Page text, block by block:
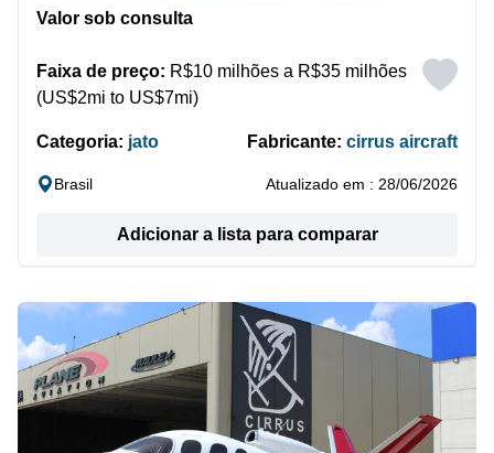
Valor sob consulta
Faixa de preço: R$10 milhões a R$35 milhões
(US$2mi to US$7mi)
Categoria: jato Fabricante: cirrus aircraft
Brasil Atualizado em : 28/06/2026
Adicionar a lista para comparar